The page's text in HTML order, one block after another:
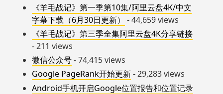
《羊毛战记》第一季第10集/阿里云盘4K/中文
字幕下载（6月30日更新）
- 44,659 views
《羊毛战记》第三季全集阿里云盘4K分享链接
- 211 views
微信公众号- 74,415 views
Google PageRank开始更新- 29,283 views
Android手机开启Google位置报告和位置记录